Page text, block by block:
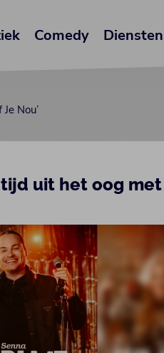
Comedy Diensten
Nou’
uit het oog met